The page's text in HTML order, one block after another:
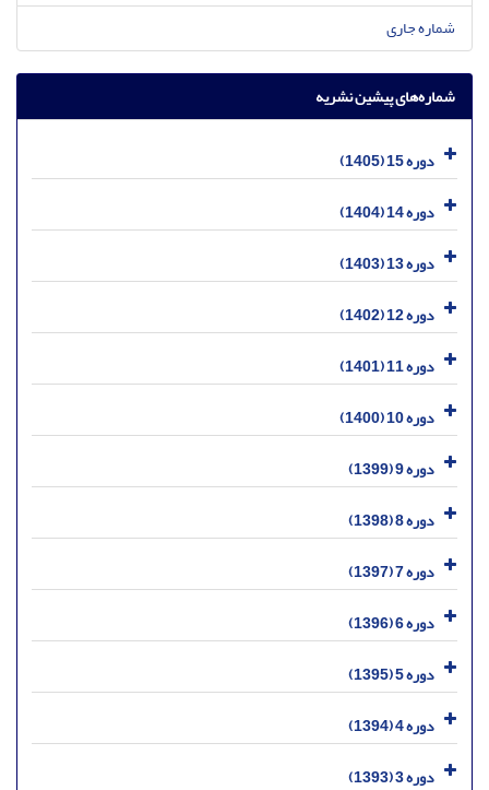
شماره جاری
شماره‌های پیشین نشریه
دوره 15 (1405)
دوره 14 (1404)
دوره 13 (1403)
دوره 12 (1402)
دوره 11 (1401)
دوره 10 (1400)
دوره 9 (1399)
دوره 8 (1398)
دوره 7 (1397)
دوره 6 (1396)
دوره 5 (1395)
دوره 4 (1394)
دوره 3 (1393)